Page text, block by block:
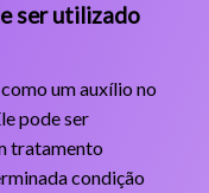
ser utilizado
um auxílio no
pode ser
tratamento
condição